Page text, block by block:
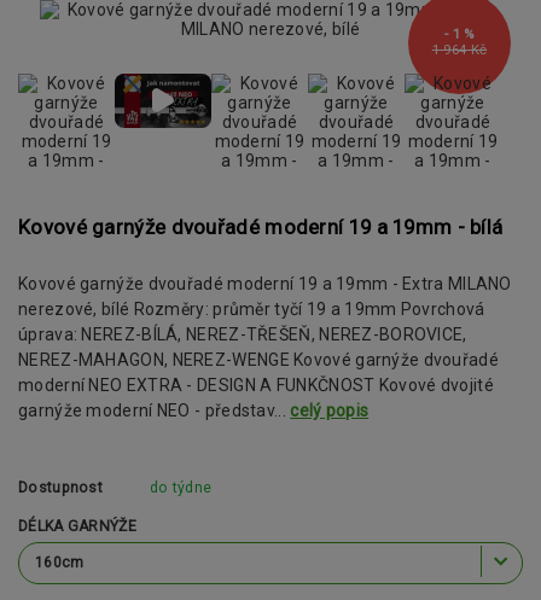
1 964 Kč
- 1 %
Kovové garnýže dvouřadé moderní 19 a 19mm - bílá
Kovové garnýže dvouřadé moderní 19 a 19mm - Extra MILANO
nerezové, bílé Rozměry: průměr tyčí 19 a 19mm Povrchová
úprava: NEREZ-BÍLÁ, NEREZ-TŘEŠEŇ, NEREZ-BOROVICE,
NEREZ-MAHAGON, NEREZ-WENGE Kovové garnýže dvouřadé
moderní NEO EXTRA - DESIGN A FUNKČNOST Kovové dvojité
garnýže moderní NEO - představ... celý popis
Dostupnost do týdne
DÉLKA GARNÝŽE